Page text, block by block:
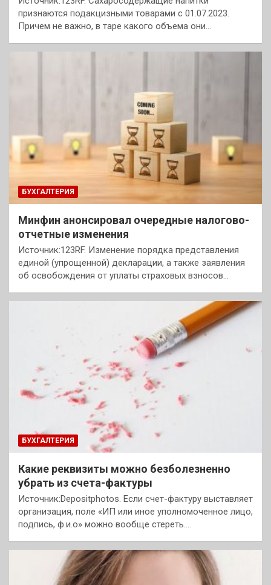
признаются подакцизными товарами с 01.07.2023.
Причем не важно, в таре какого объема они…
БУХГАЛТЕРИЯ
Минфин анонсировал очередные налогово-
отчетные изменения
Источник:123RF. Изменение порядка представления
единой (упрощенной) декларации, а также заявления
об освобождения от уплаты страховых взносов…
БУХГАЛТЕРИЯ
Какие реквизиты можно безболезненно
убрать из счета-фактуры
Источник:Depositphotos. Если счет-фактуру выставляет
организация, поле «ИП или иное уполномоченное лицо,
подпись, ф.и.о» можно вообще стереть.…